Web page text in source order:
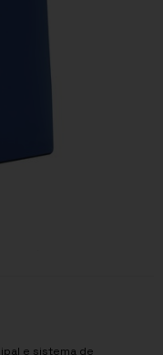
e sistema de